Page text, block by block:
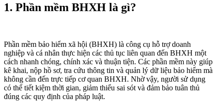
1. Phần mềm BHXH là gì?
Phần mềm bảo hiểm xã hội (BHXH) là công cụ hỗ trợ doanh
nghiệp và cá nhân thực hiện các thủ tục liên quan đến BHXH một
cách nhanh chóng, chính xác và thuận tiện. Các phần mềm này giúp
kê khai, nộp hồ sơ, tra cứu thông tin và quản lý dữ liệu bảo hiểm mà
không cần đến trực tiếp cơ quan BHXH. Nhờ vậy, người sử dụng
có thể tiết kiệm thời gian, giảm thiểu sai sót và đảm bảo tuân thủ
đúng các quy định của pháp luật.